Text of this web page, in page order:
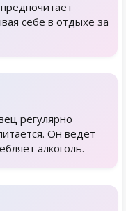
себе в отдыхе за
регулярно
Он ведет
алкоголь.